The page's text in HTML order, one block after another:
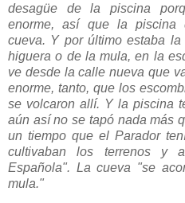
desagüe de la piscina
enorme, así que la piscina
cueva. Y por último estaba
higuera o de la mula, en la
ve desde la calle nueva que
enorme, tanto, que los
se volcaron allí. Y la piscina
aún así no se tapó nada más
un tiempo que el Parador
cultivaban los terrenos y
Española". La cueva "se
mula."